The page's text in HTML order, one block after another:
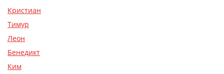
Кристиан
Тимур
Леон
Бенедикт
Ким